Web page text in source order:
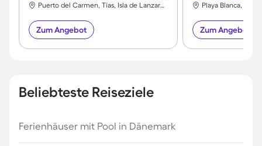
Puerto del Carmen, Tías, Isla de Lanzarote
Zum Angebot
Playa Blanca,
Zum Angebot
Beliebteste Reiseziele
Ferienhäuser mit Pool in Dänemark